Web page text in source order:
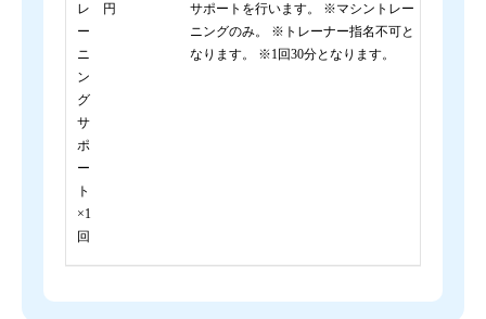
レ
ー
ニ
ン
グ
サ
ポ
ー
ト
×1
回
円
サポートを行います。 ※マシントレー
ニングのみ。 ※トレーナー指名不可と
なります。 ※1回30分となります。